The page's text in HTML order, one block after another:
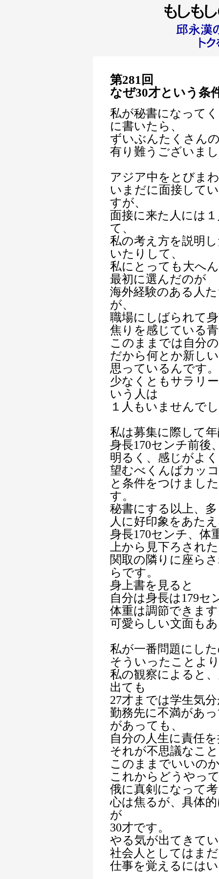
第281回
なぜ30才という条
私が秘書になって
に書いたら、
ずいぶんたくさん
有り難うございま
アジア中をとびま
いまだに面接して
すが、
面接に来た人には
て、
私の考え方を説明
いたりして、
私にとっても大へ
最初に選んだのが
海外経験のある人
が、
職場にしばられて
焦りを感じている
このままでは自分
だから何とか新し
思っているんです。
少なくともサラリ
いう人は
１人もいませんで
私は募集に際して
身長170センチ前後
明るく、感じがよ
望むべくんばカッ
と条件をつけまし
す。
秘書にする以上、
人に好印象をあた
身長170センチ、体
上から見下ろされ
関取の隣りに座ら
らです。
身上書を見ると
自分は身長は179セ
体重は調節できま
可愛らしい文面も
私が一番問題にし
そういったことよ
私の観察によると
出ても
27才までは学生気
勤務先に不満があ
があっても、
自分の人生に責任
それが不思議なこ
このままでいいの
これからどうやっ
俄に真剣になって
心は焦るが、具体
が
30才です。
やる気が出てきて
社会人としてはま
仕事を覚えるには